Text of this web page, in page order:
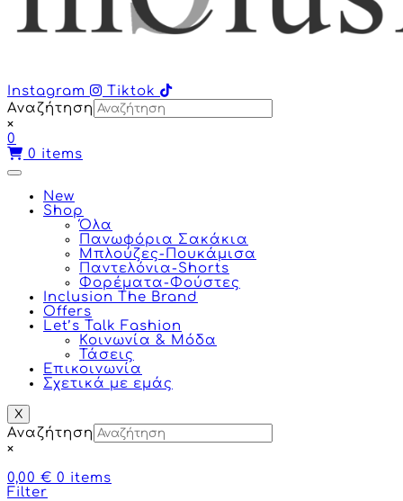
Instagram
Tiktok
Αναζήτηση
×
0
0 items
New
Shop
Όλα
Πανωφόρια Σακάκια
Μπλούζες-Πουκάμισα
Παντελόνια-Shorts
Φορέματα-Φούστες
Inclusion The Brand
Offers
Let’s Talk Fashion
Κοινωνία & Μόδα
Τάσεις
Επικοινωνία
Σχετικά με εμάς
X
Αναζήτηση
×
0,00 € 0 items
Filter